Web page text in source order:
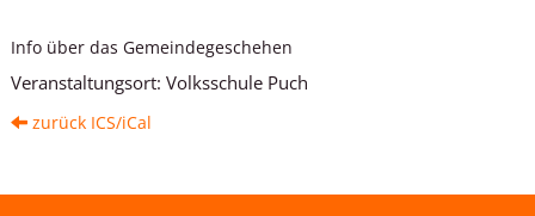
Info über das Gemeindegeschehen
Veranstaltungsort: Volksschule Puch
zurück ICS/iCal